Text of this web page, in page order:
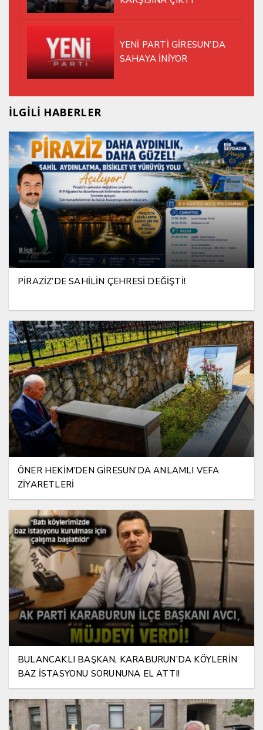
YENİ PARTİ GİRESUN’DA
SAHAYA İNİYOR
İLGİLİ HABERLER
PİRAZİZ’DE SAHİLİN ÇEHRESİ DEĞİŞTİ!
ÖNER HEKİM’DEN GİRESUN’DA ANLAMLI VEFA
ZİYARETLERİ
BULANCAKLI BAŞKAN, KARABURUN’DA KÖYLERİN
BAZ İSTASYONU SORUNUNA EL ATTI!